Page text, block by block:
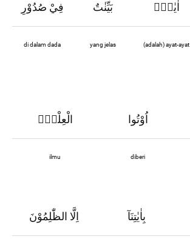
فِيْ صُدُوْرِ بَيِّنٰتٌ اٰيٰتٌۢ
di dalam dada yang jelas (adalah) ayat-ayat
الْعِلْمَۗ اُوْتُوا
ilmu diberi
اِلَّا الظّٰلِمُوْنَ بِاٰيٰتِنَآ